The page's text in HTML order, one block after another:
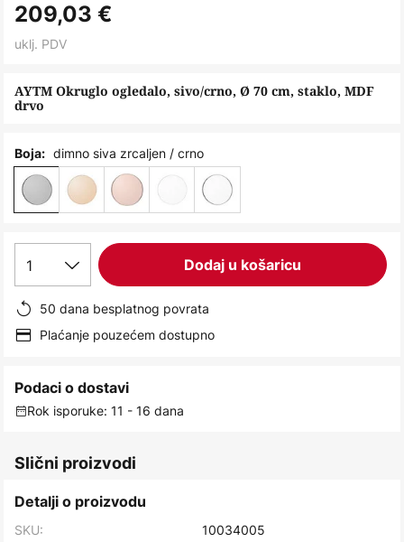
to
the
of
the
gallery
AYTM Okruglo ogledalo, sivo/crno, Ø 70 cm, staklo, MDF
drvo
209,03 €
uklj. PDV
Boja: dimno siva zrcaljen / crno
1 Dodaj u košaricu
50 dana besplatnog povrata
Plaćanje pouzećem dostupno
Podaci o dostavi
Rok isporuke: 11 - 16 dana
Slični proizvodi
Detalji o proizvodu
SKU: 10034005